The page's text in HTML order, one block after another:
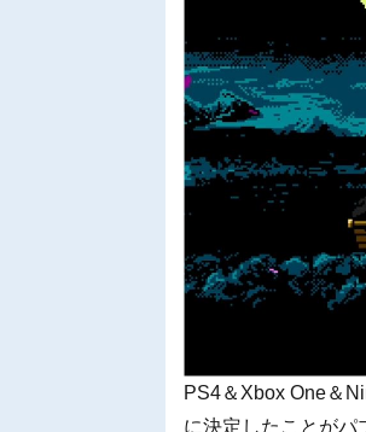
PS4＆Xbox One＆
に決定したことがパ